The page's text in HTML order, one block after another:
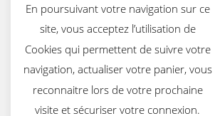
En poursuivant votre navigation sur ce
site, vous acceptez l’utilisation de
Cookies qui permettent de suivre votre
navigation, actualiser votre panier, vous
reconnaitre lors de votre prochaine
visite et sécuriser votre connexion.